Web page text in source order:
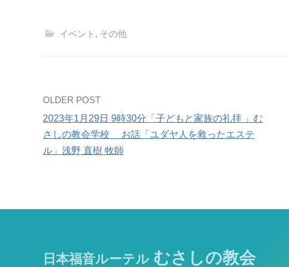
イベント , その他
Post
navigation
OLDER POST
2023年1月29日 9時30分「子どもと家族の礼拝 」む
さしの教会学校 お話「ユダヤ人を救ったエステ
ル」浅野 直樹 牧師
日本福音ルーテル むさしの教会